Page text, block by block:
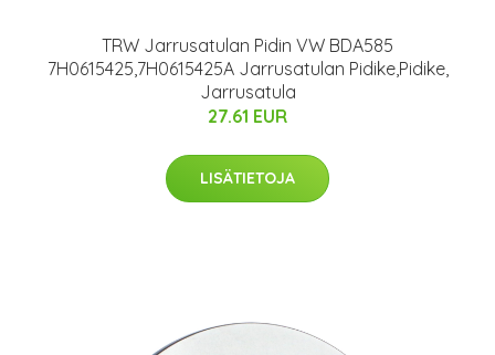
TRW Jarrusatulan Pidin VW BDA585
7H0615425,7H0615425A Jarrusatulan Pidike,Pidike,
Jarrusatula
27.61 EUR
LISÄTIETOJA